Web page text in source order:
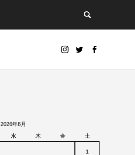
2026年8月
水 木 金 土
1